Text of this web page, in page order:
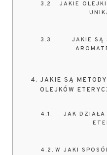
JAKIE
JAKIE SĄ
JAKIE SĄ
OLEJKÓW
JAK DZIAŁA
W JAKI